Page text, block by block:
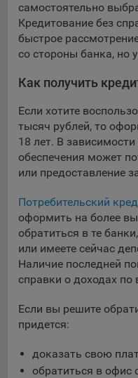
самостоятельно
Кредитование без
быстрое
со стороны банка, но
Как получить
Если хотите
тысяч рублей, то
18 лет. В
обеспечения может
или предоставление
Потребительский
оформить на более
обратиться в те
или имеете сейчас
Наличие последней
справки о доходах
Если вы решите
придется:
доказать свою
обратиться в офис